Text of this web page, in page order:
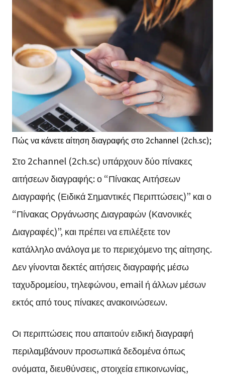
Πώς να κάνετε αίτηση διαγραφής στο 2channel (2ch.sc);
Στο 2channel (2ch.sc) υπάρχουν δύο πίνακες
αιτήσεων διαγραφής: ο “Πίνακας Αιτήσεων
Διαγραφής (Ειδικά Σημαντικές Περιπτώσεις)” και ο
“Πίνακας Οργάνωσης Διαγραφών (Κανονικές
Διαγραφές)”, και πρέπει να επιλέξετε τον
κατάλληλο ανάλογα με το περιεχόμενο της αίτησης.
Δεν γίνονται δεκτές αιτήσεις διαγραφής μέσω
ταχυδρομείου, τηλεφώνου, email ή άλλων μέσων
εκτός από τους πίνακες ανακοινώσεων.
Οι περιπτώσεις που απαιτούν ειδική διαγραφή
περιλαμβάνουν προσωπικά δεδομένα όπως
ονόματα, διευθύνσεις, στοιχεία επικοινωνίας,